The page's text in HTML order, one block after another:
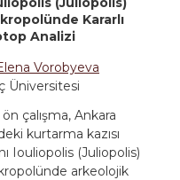
Kararlı
Analizi
Vorobyeva
Üniversitesi
çalışma, Ankara
kurtarma kazısı
Iouliopolis (Juliopolis)
arkeolojik